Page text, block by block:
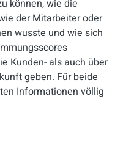
können, wie die
der Mitarbeiter oder
wusste und wie sich
Kunden- als auch über
geben. Für beide
Informationen völlig